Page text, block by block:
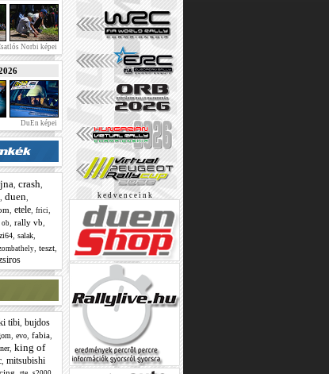
Norbi képei
DuEn képei
crash
duen
etele frici
ob, rally vb
salak
, teszt,
tibi, bujdos
evo, fabia,
, king of
, mitsubishi
k e d v e n c e i n k